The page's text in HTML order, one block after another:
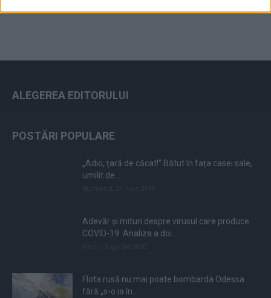
ALEGEREA EDITORULUI
POSTĂRI POPULARE
„Adio, țară de căcat!” Bătut în fața casei sale,
umilit de...
Adevăr și mituri despre virusul care produce
COVID-19. Analiza a doi...
Flota rusă nu mai poate bombarda Odessa
fără „s-o ia în...